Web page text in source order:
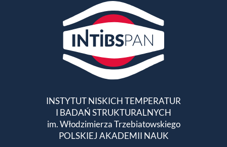
INSTYTUT NISKICH TEMPERATUR
I BADAŃ STRUKTURALNYCH
im. Włodzimierza Trzebiatowskiego
POLSKIEJ AKADEMII NAUK